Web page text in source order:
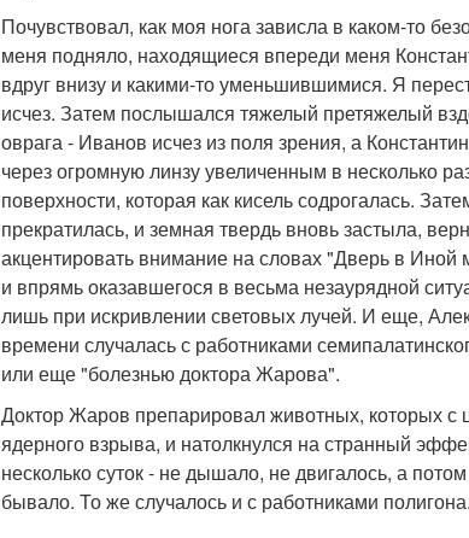
Почувствовал, как моя нога зависла в каком-то
меня подняло, находящиеся впереди меня
вдруг внизу и какими-то уменьшившимися. Я
исчез. Затем послышался тяжелый претяжелый
оврага - Иванов исчез из поля зрения, а
через огромную линзу увеличенным в несколько
поверхности, которая как кисель содрогалась.
прекратилась, и земная твердь вновь застыла,
акцентировать внимание на словах "Дверь в
и впрямь оказавшегося в весьма незаурядной
лишь при искривлении световых лучей. И еще,
времени случалась с работниками
или еще "болезнью доктора Жарова".
Доктор Жаров препарировал животных, которых с
ядерного взрыва, и натолкнулся на странный
несколько суток - не дышало, не двигалось, а
бывало. То же случалось и с работниками полигона.